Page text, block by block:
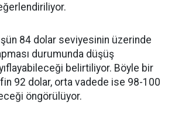
84 dolar seviyesinin üzerinde
durumunda düşüş
belirtiliyor. Böyle bir
92 dolar, orta vadede ise 98-100
öngörülüyor.